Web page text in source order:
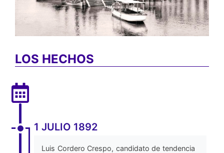
LOS HECHOS
1 JULIO 1892
Luis Cordero Crespo, candidato de tendencia